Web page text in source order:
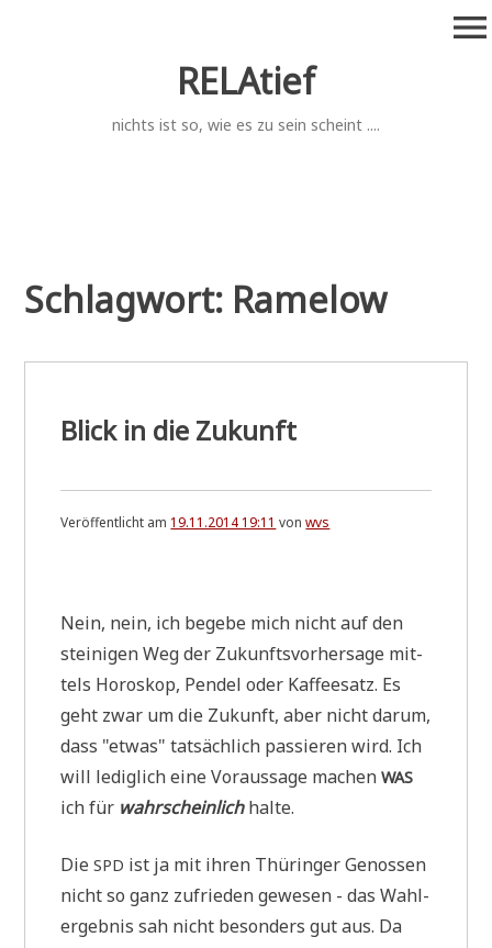
RELAtief
nichts ist so, wie es zu sein scheint ....
menu
Schlagwort: Ramelow
Blick in die Zukunft
Veröffentlicht am 19.11.2014 19:11 vonwvs
Nein, nein, ich bege­be mich nicht auf den
stei­ni­gen Weg der Zukunfts­vor­her­sa­ge mit­
tels Horo­skop, Pen­del oder Kaf­fee­satz. Es
geht zwar um die Zukunft, aber nicht dar­um,
dass "etwas" tat­säch­lich pas­sie­ren wird. Ich
will ledig­lich eine Vor­aus­sa­ge machenWAS
ich für wahr­schein­lichhalte.
DieSPD ist ja mit ihren Thü­rin­ger Genos­sen
nicht so ganz zufrie­den gewe­sen - das Wahl­
er­geb­nis sah nicht beson­ders gut aus. Da